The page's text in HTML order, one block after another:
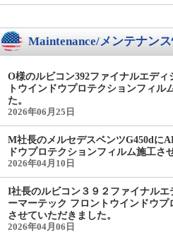
Maintenance/メンテナン
O様のルビコン392ファイナルエデ
トウインドウプロテクションフィル
た。
2026年06月25日
M社長のメルセデスベンツG450dに
ドウプロテクションフィルム施工さ
2026年04月10日
I社長のルビコン３９２ファイナル
ーマーテック フロントウインドウ
させていただきました。
2026年04月06日